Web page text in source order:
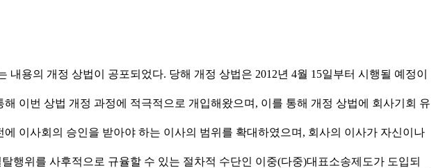
용의 개정 상법이 공포되었다. 당해 개정 상법은 2012년 4월 15일부터 시행될 예정이
이번 상법 개정 과정에 적극적으로 개입해왔으며, 이를 통해 개정 상법에 회사기회 유
이사회의 승인을 받아야 하는 이사의 범위를 확대하였으며, 회사의 이사가 자신이나
행위를 사후적으로 규율할 수 있는 절차적 수단인 이중(다중)대표소송제도가 도입되